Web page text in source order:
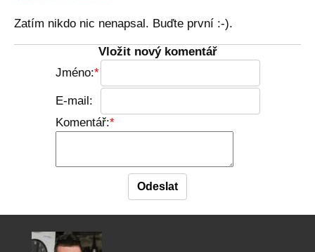
Zatím nikdo nic nenapsal. Buďte první :-).
Vložit nový komentář
Jméno:
E-mail:
Komentář: